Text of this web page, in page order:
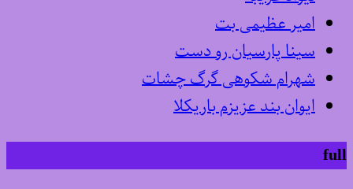
امیر عظیمی بت
سینا پارسیان رو دست
شهرام شکوهی گرگ چشات
ایوان بند عزیزم باریکلا
full